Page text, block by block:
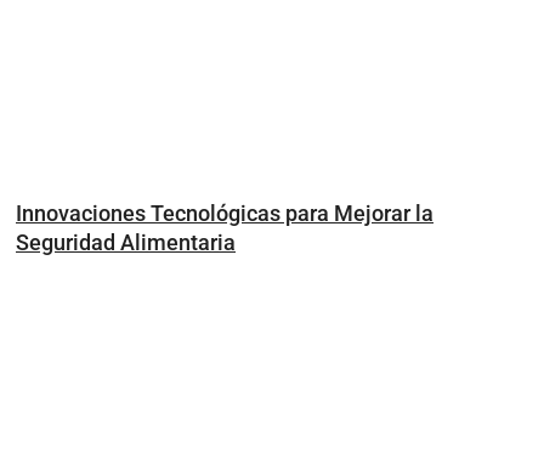
Innovaciones Tecnológicas para Mejorar la
Seguridad Alimentaria